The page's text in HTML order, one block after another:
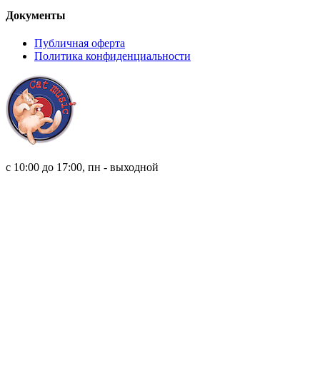
Документы
Публичная оферта
Политика конфиденциальности
с 10:00 до 17:00, пн - выходной